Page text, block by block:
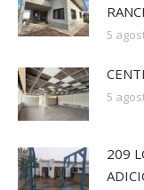
5
5
209